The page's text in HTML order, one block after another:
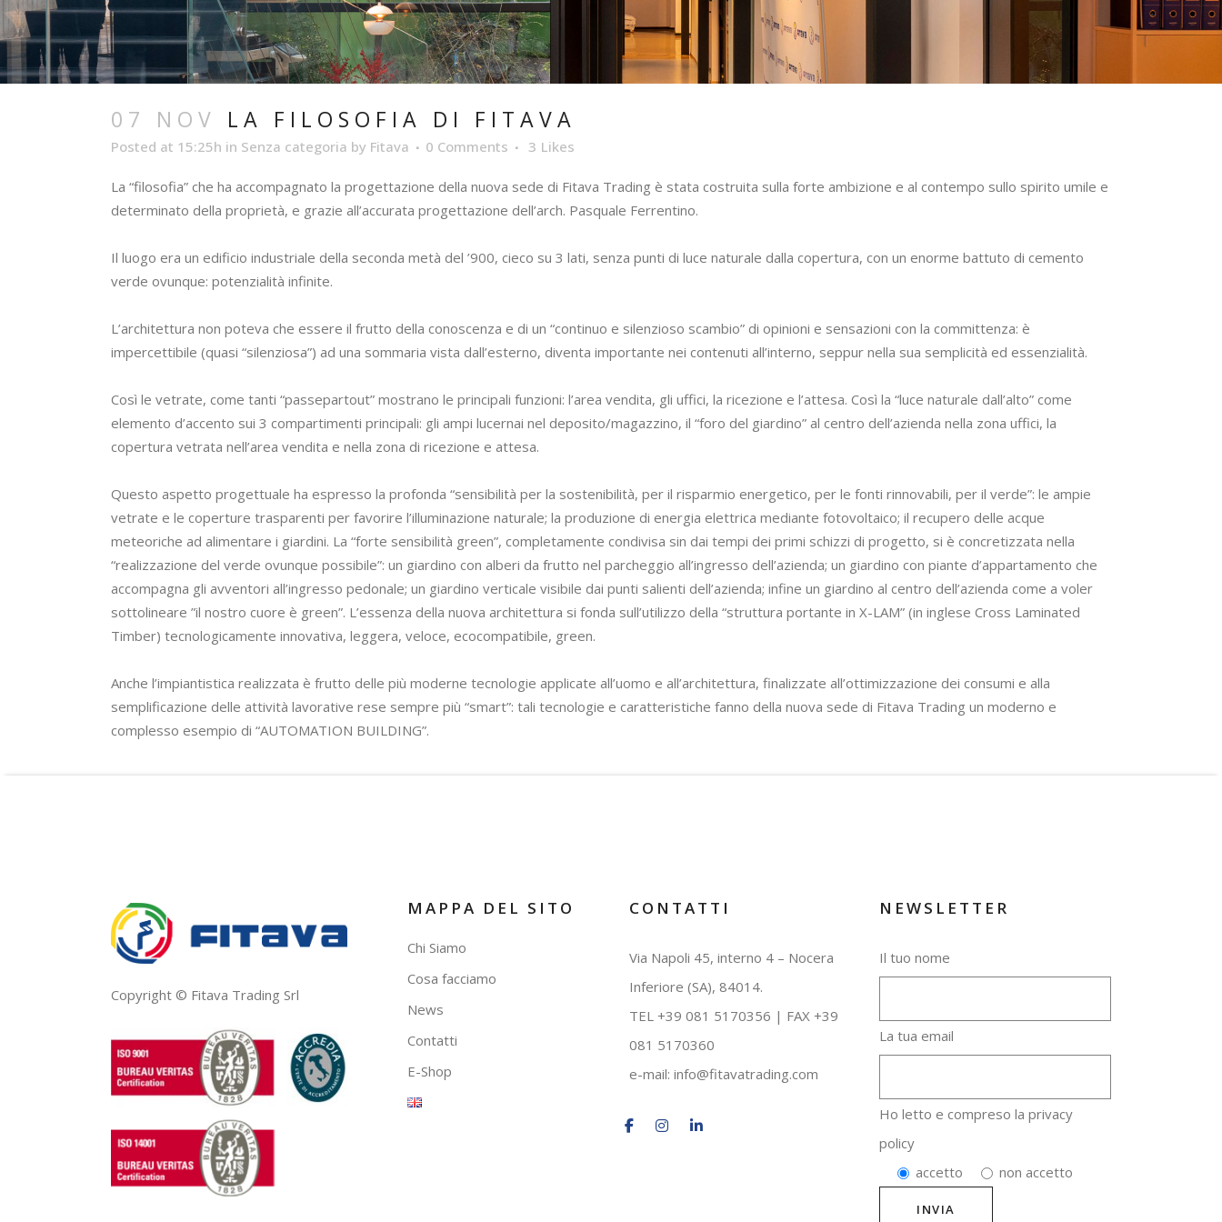
07 NOV LA FILOSOFIA DI FITAVA
Posted at 15:25h in Senza categoria by Fitava 0 Comments 3 Likes
La “filosofia” che ha accompagnato la progettazione della nuova sede di Fitava Trading è stata costruita sulla forte ambizione e al contempo sullo spirito umile e
determinato della proprietà, e grazie all’accurata progettazione dell’arch. Pasquale Ferrentino.
Il luogo era un edificio industriale della seconda metà del ’900, cieco su 3 lati, senza punti di luce naturale dalla copertura, con un enorme battuto di cemento
verde ovunque: potenzialità infinite.
L’architettura non poteva che essere il frutto della conoscenza e di un “continuo e silenzioso scambio” di opinioni e sensazioni con la committenza: è
impercettibile (quasi “silenziosa”) ad una sommaria vista dall’esterno, diventa importante nei contenuti all’interno, seppur nella sua semplicità ed essenzialità.
Così le vetrate, come tanti “passepartout” mostrano le principali funzioni: l’area vendita, gli uffici, la ricezione e l’attesa. Così la “luce naturale dall’alto” come
elemento d’accento sui 3 compartimenti principali: gli ampi lucernai nel deposito/magazzino, il “foro del giardino” al centro dell’azienda nella zona uffici, la
copertura vetrata nell’area vendita e nella zona di ricezione e attesa.
Questo aspetto progettuale ha espresso la profonda “sensibilità per la sostenibilità, per il risparmio energetico, per le fonti rinnovabili, per il verde”: le ampie
vetrate e le coperture trasparenti per favorire l’illuminazione naturale; la produzione di energia elettrica mediante fotovoltaico; il recupero delle acque
meteoriche ad alimentare i giardini. La “forte sensibilità green”, completamente condivisa sin dai tempi dei primi schizzi di progetto, si è concretizzata nella
“realizzazione del verde ovunque possibile”: un giardino con alberi da frutto nel parcheggio all’ingresso dell’azienda; un giardino con piante d’appartamento che
accompagna gli avventori all’ingresso pedonale; un giardino verticale visibile dai punti salienti dell’azienda; infine un giardino al centro dell’azienda come a voler
sottolineare ”il nostro cuore è green”. L’essenza della nuova architettura si fonda sull’utilizzo della “struttura portante in X-LAM” (in inglese Cross Laminated
Timber) tecnologicamente innovativa, leggera, veloce, ecocompatibile, green.
Anche l’impiantistica realizzata è frutto delle più moderne tecnologie applicate all’uomo e all’architettura, finalizzate all’ottimizzazione dei consumi e alla
semplificazione delle attività lavorative rese sempre più “smart”: tali tecnologie e caratteristiche fanno della nuova sede di Fitava Trading un moderno e
complesso esempio di “AUTOMATION BUILDING”.
Copyright © Fitava Trading Srl
MAPPA DEL SITO
Chi Siamo
Cosa facciamo
News
Contatti
E-Shop
CONTATTI
Via Napoli 45, interno 4 – Nocera
Inferiore (SA), 84014.
TEL +39 081 5170356 | FAX +39
081 5170360
e-mail: info@fitavatrading.com
NEWSLETTER
Il tuo nome
La tua email
Ho letto e compreso la privacy
policy
accetto
non accetto